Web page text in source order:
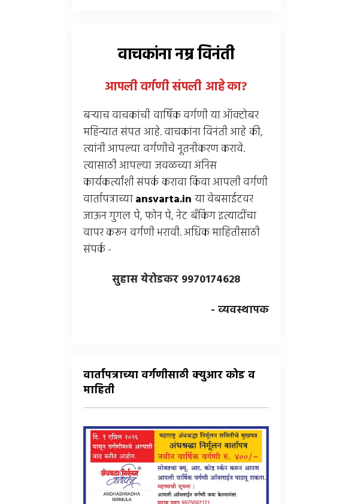
वाचकांना नम्र विनंती
आपली वर्गणी संपली आहेका?
बर्‍याच वाचकांची वार्षिक वर्गणी या ऑक्टोबर
महिन्यात संपत आहे. वाचकांना विनंती आहे की,
त्यांनी आपल्या वर्गणीचे नूतनीकरण करावे.
त्यासाठी आपल्या जवळच्या अंनिस
कार्यकर्त्यांशी संपर्क करावा किंवा आपली वर्गणी
वार्तापत्राच्याansvarta.in या वेबसाईटवर
जाऊन गुगल पे, फोन पे, नेट बँकिंग इत्यादींचा
वापर करून वर्गणी भरावी. अधिक माहितीसाठी
संपर्क -
सुहास येरोडकर 9970174628
- व्यवस्थापक
वार्तापत्राच्या वर्गणीसाठी क्युआर कोड व
माहिती